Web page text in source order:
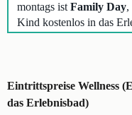
montags ist Family Day,
Kind kostenlos in das
Eintrittspreise Wellness
das Erlebnisbad)